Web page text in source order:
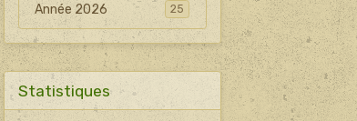
Année 2026 25
Statistiques